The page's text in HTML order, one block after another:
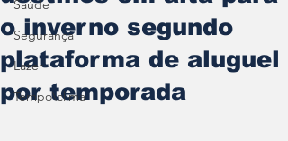
Saúde
Segurança
Lazer
Tempo\clima
o inverno segundo
plataforma de aluguel
por temporada